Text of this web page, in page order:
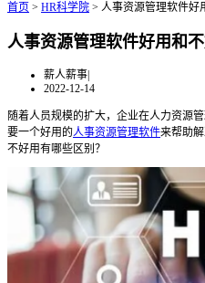
首页 > HR科学院 > 人事资源管理软件好
人事资源管理软件好用和
薪人薪事|
2022-12-14
随着人员规模的扩大，企业在人力资源
要一个好用的人事资源管理软件来帮助
不好用有哪些区别？